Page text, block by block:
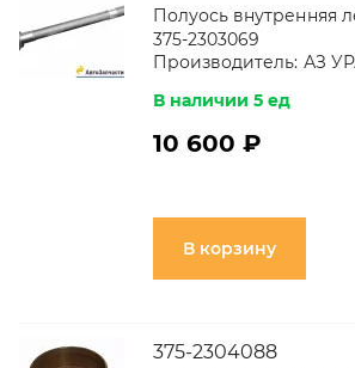
Полуось внутренняя
375-2303069
Производитель: АЗ
В наличии 5 ед
10 600 ₽
В корзину
375-2304088